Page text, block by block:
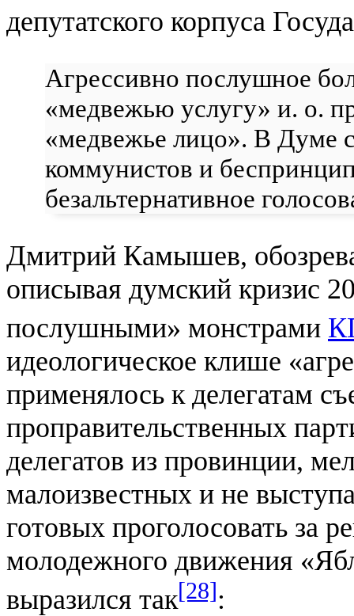
депутатского корпуса
Агрессивно послушное
«медвежью услугу» и. о.
«медвежье лицо». В Думе
коммунистов и
безальтернативное
Дмитрий Камышев,
описывая думский кризис
послушными» монстрами
идеологическое клише
применялось к делегатам
проправительственных
делегатов из провинции,
малоизвестных и не
готовых проголосовать за
молодежного движения
выразился так[28]: